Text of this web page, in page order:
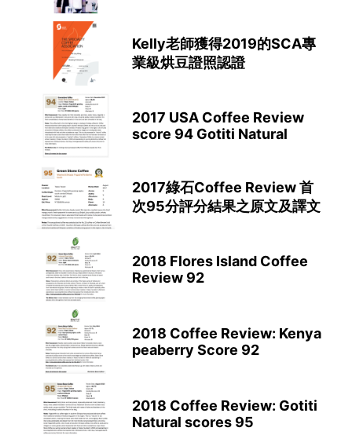
Kelly老師獲得2019的SCA專
業級烘豆證照認證
2017 USA Coffee Review
score 94 Gotiti Natural
2017綠石Coffee Review 首
次95分評分結果之原文及譯文
2018 Flores Island Coffee
Review 92
2018 Coffee Review: Kenya
peaberry Score 92
2018 Coffee Review: Gotiti
Natural scores 95